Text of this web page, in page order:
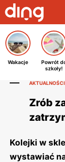
Wakacje
Powrót
szkoły!
AKTUALNOŚCI
Zrób
Kolejki w
wystawiać